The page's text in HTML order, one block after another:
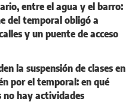
entre el agua y el barro:
del temporal obligó a
y un puente de acceso
la suspensión de clases en
por el temporal: en qué
no hay actividades